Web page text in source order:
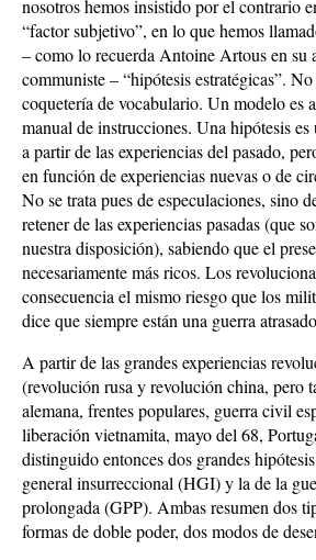
nosotros hemos insistido por el contrario
“factor subjetivo”, en lo que hemos
– como lo recuerda Antoine Artous en su
communiste – “hipótesis estratégicas”.
coquetería de vocabulario. Un modelo es
manual de instrucciones. Una hipótesis
a partir de las experiencias del pasado,
en función de experiencias nuevas o de
No se trata pues de especulaciones, sino
retener de las experiencias pasadas (que
nuestra disposición), sabiendo que el
necesariamente más ricos. Los
consecuencia el mismo riesgo que los
dice que siempre están una guerra
A partir de las grandes experiencias
(revolución rusa y revolución china, pero
alemana, frentes populares, guerra civil
liberación vietnamita, mayo del 68,
distinguido entonces dos grandes
general insurreccional (HGI) y la de la
prolongada (GPP). Ambas resumen dos
formas de doble poder, dos modos de